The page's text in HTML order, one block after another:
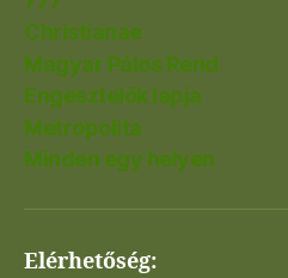
Christianae
Magyar Pálos Rend
Engesztelők lapja
Metropolita
Minden egy helyen
Elérhetőség: